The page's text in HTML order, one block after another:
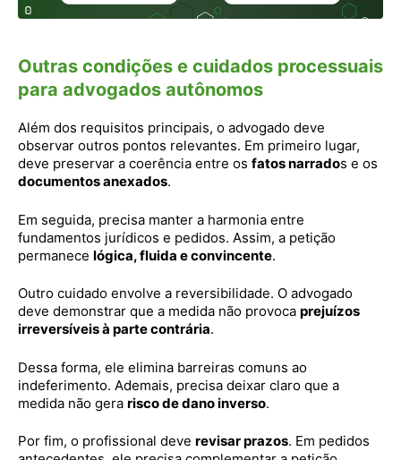
Outras condições e cuidados processuais
para advogados autônomos
Além dos requisitos principais, o advogado deve
observar outros pontos relevantes. Em primeiro lugar,
deve preservar a coerência entre os fatos narrados e os
documentos anexados.
Em seguida, precisa manter a harmonia entre
fundamentos jurídicos e pedidos. Assim, a petição
permanece lógica, fluida e convincente.
Outro cuidado envolve a reversibilidade. O advogado
deve demonstrar que a medida não provoca prejuízos
irreversíveis à parte contrária.
Dessa forma, ele elimina barreiras comuns ao
indeferimento. Ademais, precisa deixar claro que a
medida não gera risco de dano inverso.
Por fim, o profissional deve revisar prazos. Em pedidos